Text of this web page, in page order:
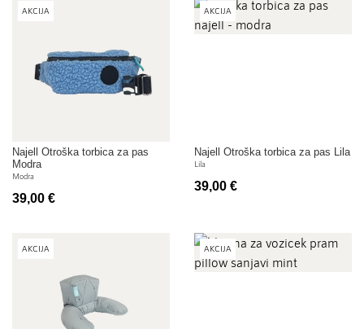
AKCIJA
Najell Otroška torbica za pas
Modra
Modra
39,00 €
AKCIJA
Najell Otroška torbica za pas Lila
Lila
39,00 €
AKCIJA AKCIJA